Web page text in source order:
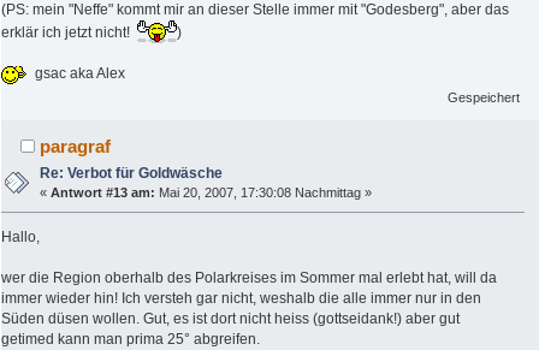
(PS: mein "Neffe" kommt mir an dieser Stelle immer mit "Godesberg", aber das
erklär ich jetzt nicht!
)
gsac aka Alex
Gespeichert
paragraf
Re: Verbot für Goldwäsche
«Antwort #13 am: Mai 20, 2007, 17:30:08 Nachmittag »
Hallo,
wer die Region oberhalb des Polarkreises im Sommer mal erlebt hat, will da
immer wieder hin! Ich versteh gar nicht, weshalb die alle immer nur in den
Süden düsen wollen. Gut, es ist dort nicht heiss (gottseidank!) aber gut
getimed kann man prima 25° abgreifen.